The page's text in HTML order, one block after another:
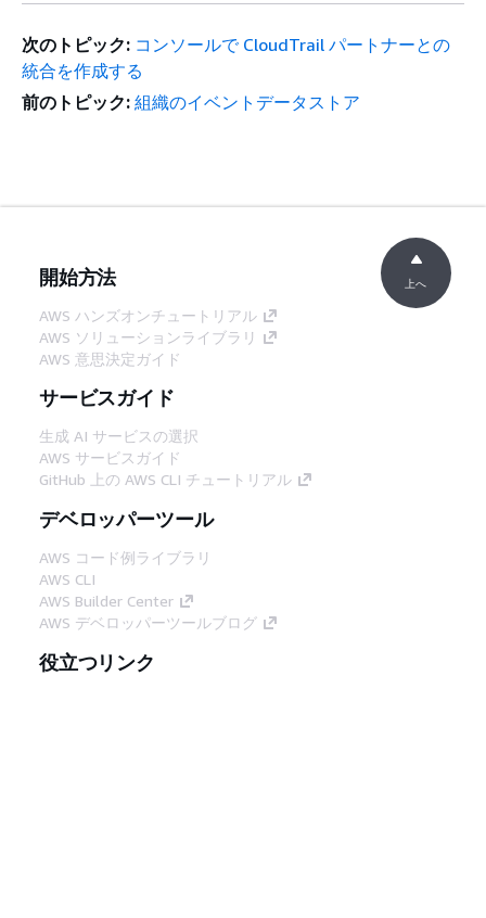
次のトピック: コンソールで CloudTrail パートナーとの
統合を作成する
前のトピック: 組織のイベントデータストア
開始方法
AWS ハンズオンチュートリアル
AWS ソリューションライブラリ
AWS 意思決定ガイド
サービスガイド
生成 AI サービスの選択
AWS サービスガイド
GitHub 上の AWS CLI チュートリアル
デベロッパーツール
AWS コード例ライブラリ
AWS CLI
AWS Builder Center
AWS デベロッパーツールブログ
役立つリンク
上へ